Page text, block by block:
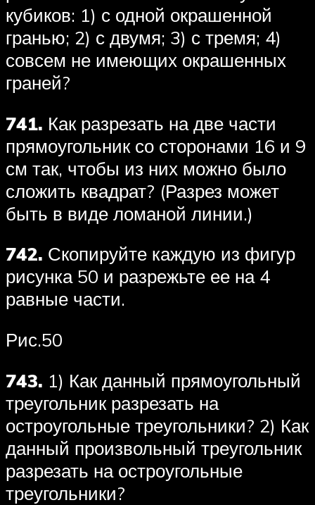
кубиков: 1) с одной окрашенной
гранью; 2) с двумя; 3) с тремя; 4)
совсем не имеющих окрашенных
граней?
741. Как разрезать на две части
прямоугольник со сторонами 16 и 9
см так, чтобы из них можно было
сложить квадрат? (Разрез может
быть в виде ломаной линии.)
742. Скопируйте каждую из фигур
рисунка 50 и разрежьте ее на 4
равные части.
Рис.50
743. 1) Как данный прямоугольный
треугольник разрезать на
остроугольные треугольники? 2) Как
данный произвольный треугольник
разрезать на остроугольные
треугольники?